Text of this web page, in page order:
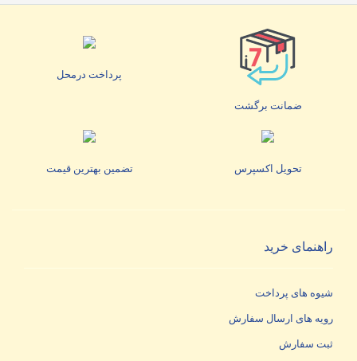
ضمانت برگشت
پرداخت درمحل
تحویل اکسپرس تضمین بهترین قیمت
راهنمای خرید
شیوه های پرداخت
رویه های ارسال سفارش
ثبت سفارش